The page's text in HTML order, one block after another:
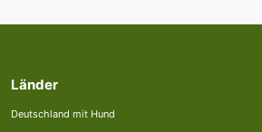
Länder
Deutschland mit Hund